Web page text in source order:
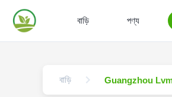
বাড়ি পণ্য
বাড়ি Guangzhou